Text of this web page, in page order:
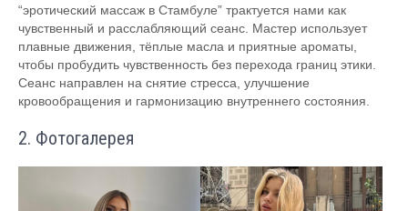
“эротический массаж в Стамбуле” трактуется нами как
чувственный и расслабляющий сеанс. Мастер использует
плавные движения, тёплые масла и приятные ароматы,
чтобы пробудить чувственность без перехода границ этики.
Сеанс направлен на снятие стресса, улучшение
кровообращения и гармонизацию внутреннего состояния.
2. Фотогалерея